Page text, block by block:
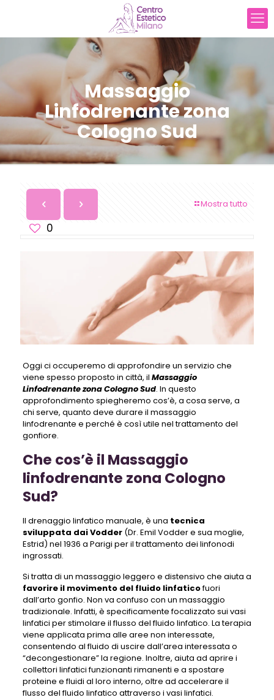
Massaggio
Linfodrenante zona
Cologno Sud
Mostra tutto
0
Oggi ci occuperemo di approfondire un servizio che
viene spesso proposto in città, il Massaggio
Linfodrenante zona Cologno Sud. In questo
approfondimento spiegheremo cos’è, a cosa serve, a
chi serve, quanto deve durare il massaggio
linfodrenante e perché è così utile nel trattamento del
gonfiore.
Che cos’è il Massaggio
linfodrenante zona Cologno
Sud?
Il drenaggio linfatico manuale, è una tecnica
sviluppata dai Vodder(Dr. Emil Vodder e sua moglie,
Estrid) nel 1936 a Parigi per il trattamento dei linfonodi
ingrossati.
Si tratta di un massaggio leggero e distensivo che aiuta a
favorire il movimento del fluido linfaticofuori
dall’arto gonfio. Non va confuso con un massaggio
tradizionale. Infatti, è specificamente focalizzato sui vasi
linfatici per stimolare il flusso del fluido linfatico. La terapia
viene applicata prima alle aree non interessate,
consentendo al fluido di uscire dall’area interessata o
“decongestionare” la regione. Inoltre, aiuta ad aprire i
collettori linfatici funzionanti rimanenti e a spostare
proteine ​​e fluidi al loro interno, oltre ad accelerare il
flusso del fluido linfatico attraverso i vasi linfatici.